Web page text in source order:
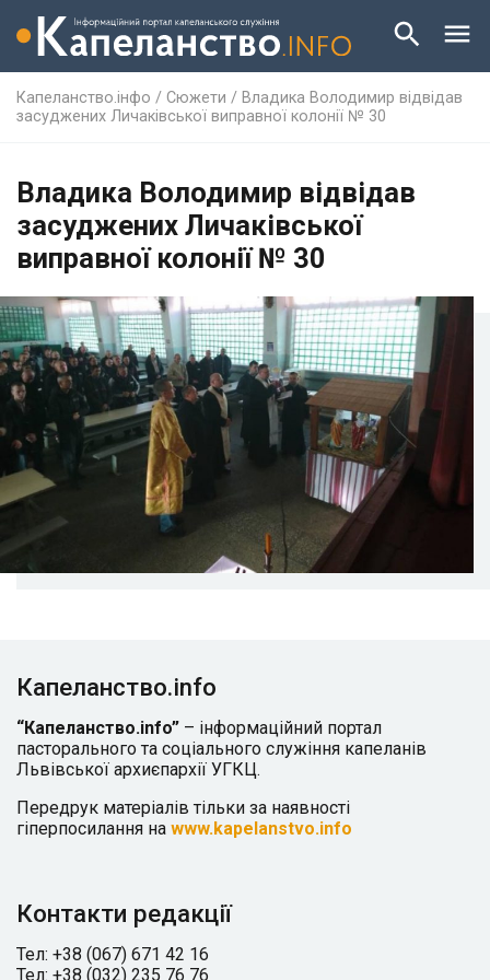
Капеланство.інфо / Сюжети / Владика Володимир відвідав
засуджених Личаківської виправної колонії № 30
Владика Володимир відвідав
засуджених Личаківської
виправної колонії № 30
Капеланство.info
“Капеланство.info” – інформаційний портал
пасторального та соціального служіння капеланів
Львівської архиєпархії УГКЦ.
Передрук матеріалів тільки за наявності
гіперпосилання на www.kapelanstvo.info
Контакти редакції
Тел: +38 (067) 671 42 16
Тел: +38 (032) 235 76 76